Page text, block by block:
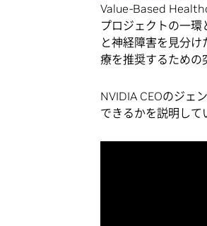
Value-Based
プロジェクトの一
と神経障害を見分
療を推奨するための
NVIDIA CEOのジェ
できるかを説明して